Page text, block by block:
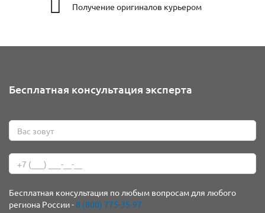
Получение оригиналов курьером
Бесплатная консультация эксперта
Бесплатная консультация по любым вопросам для любого
региона России - 8 (800) 775-35-97